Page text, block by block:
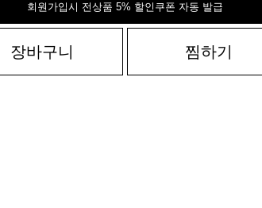
회원가입시 전상품 5% 할인쿠폰 자동 발급
장바구니 찜하기